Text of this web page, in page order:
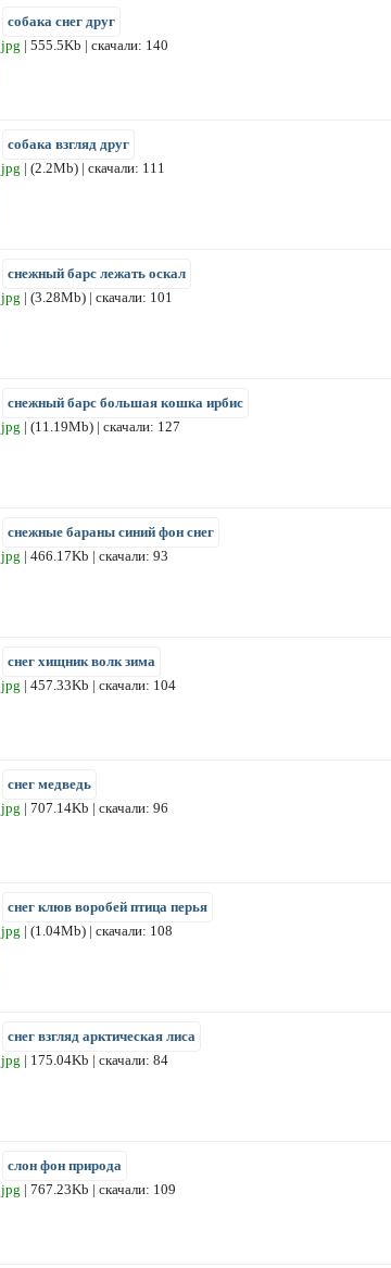
собака снег друг
jpg | 555.5Kb | скачали: 140
собака взгляд друг
jpg | (2.2Mb) | скачали: 111
снежный барс лежать оскал
jpg | (3.28Mb) | скачали: 101
снежный барс большая кошка ирбис
jpg | (11.19Mb) | скачали: 127
снежные бараны синий фон снег
jpg | 466.17Kb | скачали: 93
снег хищник волк зима
jpg | 457.33Kb | скачали: 104
снег медведь
jpg | 707.14Kb | скачали: 96
снег клюв воробей птица перья
jpg | (1.04Mb) | скачали: 108
снег взгляд арктическая лиса
jpg | 175.04Kb | скачали: 84
слон фон природа
jpg | 767.23Kb | скачали: 109